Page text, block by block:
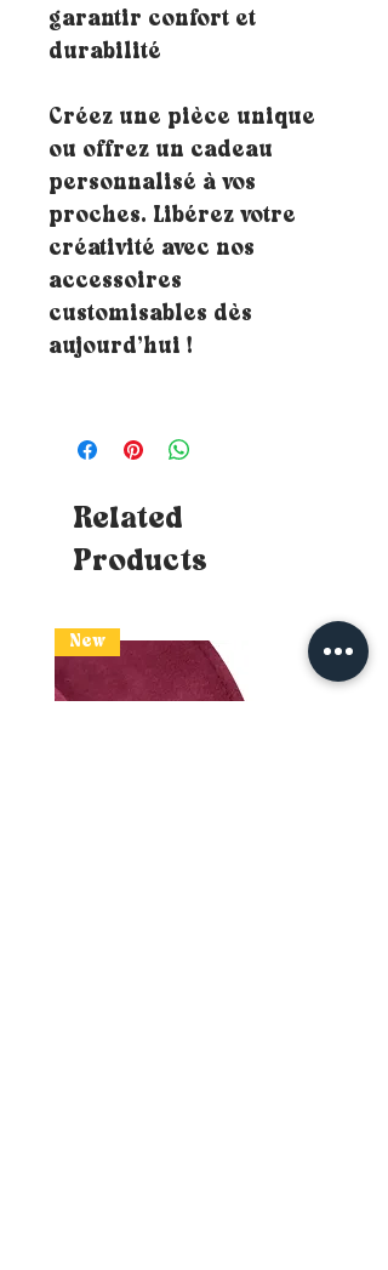
garantir confort et
durabilité
Créez une pièce unique
ou offrez un cadeau
personnalisé à vos
proches. Libérez votre
créativité avec nos
accessoires
customisables dès
aujourd’hui !
Related
Products
New New